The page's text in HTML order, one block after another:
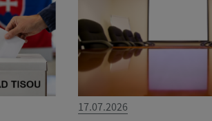
17.07.2026